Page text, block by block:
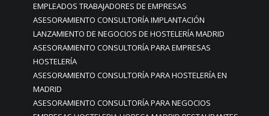
EMPLEADOS TRABAJADORES DE EMPRESAS
ASESORAMIENTO CONSULTORÍA IMPLANTACIÓN
LANZAMIENTO DE NEGOCIOS DE HOSTELERÍA MADRID
ASESORAMIENTO CONSULTORÍA PARA EMPRESAS
HOSTELERÍA
ASESORAMIENTO CONSULTORÍA PARA HOSTELERÍA EN
MADRID
ASESORAMIENTO CONSULTORÍA PARA NEGOCIOS